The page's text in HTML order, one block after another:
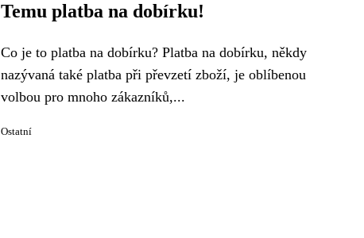
Temu platba na dobírku!
Co je to platba na dobírku? Platba na dobírku, někdy
nazývaná také platba při převzetí zboží, je oblíbenou
volbou pro mnoho zákazníků,...
Ostatní